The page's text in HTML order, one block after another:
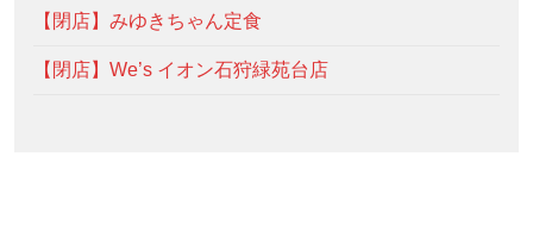
【閉店】みゆきちゃん定食
【閉店】We’s イオン石狩緑苑台店